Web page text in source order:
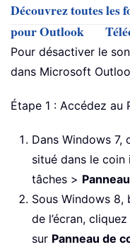
Découvrez toutes les
pour Outlook
Pour désactiver le
dans Microsoft
Étape 1 : Accédez au
Dans Windows 7,
situé dans le coin
tâches >
Sous Windows 8,
de l’écran,
sur Panneau de